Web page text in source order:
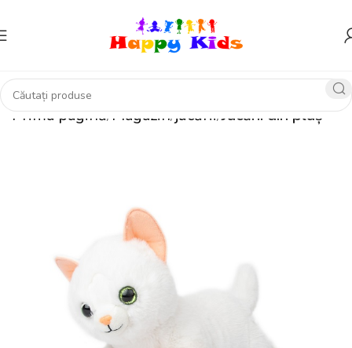
Prima pagină Magazin jucării Jucării din pluș